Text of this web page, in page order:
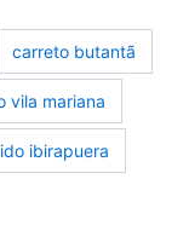
carreto butantã
vila mariana
ibirapuera